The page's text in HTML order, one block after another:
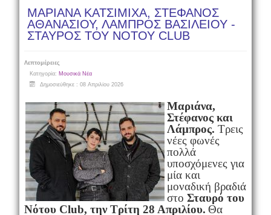
ΜΑΡΙΑΝΑ ΚΑΤΣΙΜΙΧΑ, ΣΤΕΦΑΝΟΣ
ΑΘΑΝΑΣΙΟΥ, ΛΑΜΠΡΟΣ ΒΑΣΙΛΕΙΟΥ -
ΣΤΑΥΡΟΣ ΤΟΥ ΝΟΤΟΥ CLUB
Λεπτομέρειες
Κατηγορία: Μουσικά Νέα
Δημοσιεύθηκε : 08 Απριλίου 2026
Μαριάνα,
Στέφανος και
Λάμπρος. Τρεις
νέες φωνές
πολλά
υποσχόμενες για
μία και
μοναδική βραδιά
στο Σταυρό του
Νότου Club, την Τρίτη 28 Απριλίου. Θα